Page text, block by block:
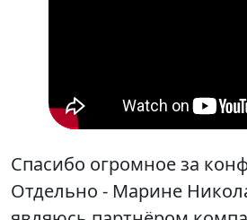
Спасибо огромное за
Отдельно - Марине